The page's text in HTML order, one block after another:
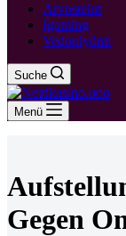
Arvostelut
Igaming
Vedonlyönti
Suche
Menü
Gegen